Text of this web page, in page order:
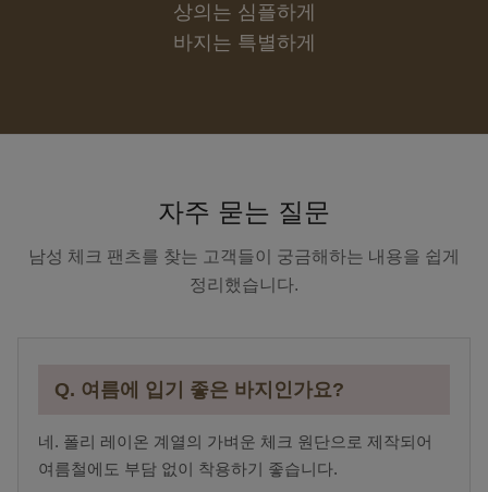
상의는 심플하게
바지는 특별하게
자주 묻는 질문
남성 체크 팬츠를 찾는 고객들이 궁금해하는 내용을 쉽게
정리했습니다.
Q. 여름에 입기 좋은 바지인가요?
네. 폴리 레이온 계열의 가벼운 체크 원단으로 제작되어
여름철에도 부담 없이 착용하기 좋습니다.